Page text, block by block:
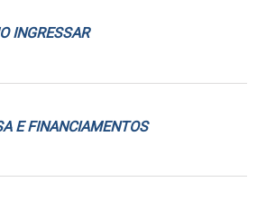
INGRESSAR
E FINANCIAMENTOS